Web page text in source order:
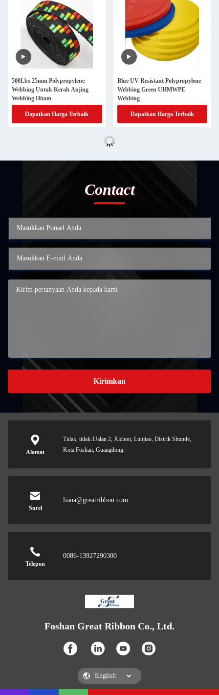
500Lbs 25mm Polypropylene
Webbing Untuk Kerah Anjing
Webbing Hitam
Dapatkan Harga Terbaik
Blue UV Resistant Polypropylene
Webbing Green UHMWPE
Webbing
Dapatkan Harga Terbaik
Contact
Kirimkan
Alamat
Tidak, tidak.1Jalan 2, Xichon, Lunjiao, Distrik Shunde,
Kota Foshan, Guangdong.
Surel
liana@greatribbon.com
Telepon
0086-13927290300
Foshan Great Ribbon Co., Ltd.